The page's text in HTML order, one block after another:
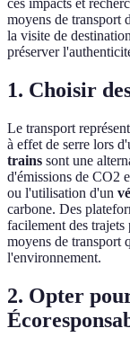
moyens de transport
la visite de
préserver
1. Choisir
Le transport
à effet de serre lors
trains sont une
d'émissions de CO2
ou l'utilisation d'un
carbone. Des
facilement des
moyens de transport
l'environnement.
2. Opter